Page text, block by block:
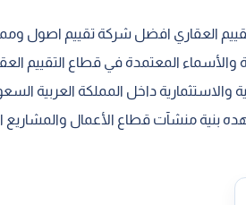
العقاري افضل شركة تقييم اصول
المعتمدة في قطاع التقييم
والاستثمارية داخل المملكة العربية
بنية منشآت قطاع الأعمال